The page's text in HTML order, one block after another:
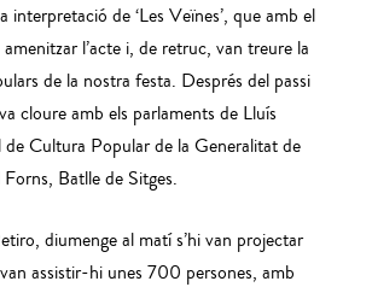
interpretació de ‘Les Veïnes’, que amb el
l’acte i, de retruc, van treure la
de la nostra festa. Després del passi
cloure amb els parlaments de Lluís
Cultura Popular de la Generalitat de
Batlle de Sitges.
diumenge al matí s’hi van projectar
assistir-hi unes 700 persones, amb